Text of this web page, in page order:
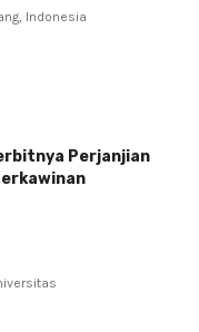
Indonesia
Perjanjian